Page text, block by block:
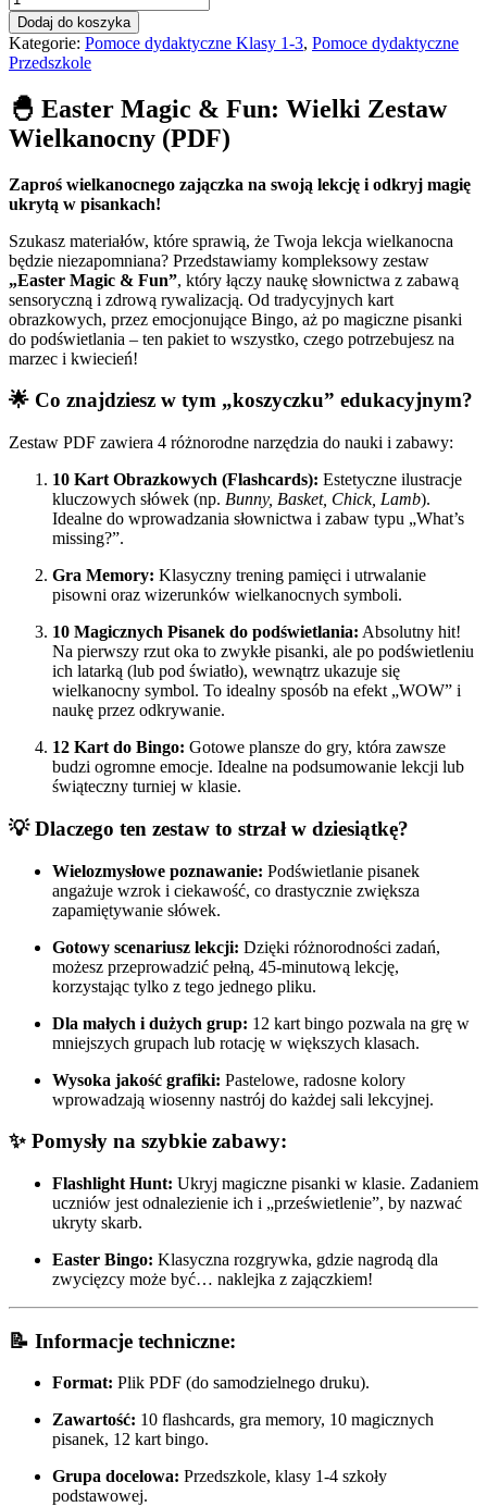
Dodaj do koszyka
Kategorie: Pomoce dydaktyczne Klasy 1-3, Pomoce dydaktyczne
Przedszkole
🐣 Easter Magic & Fun: Wielki Zestaw
Wielkanocny (PDF)
Zaproś wielkanocnego zajączka na swoją lekcję i odkryj magię
ukrytą w pisankach!
Szukasz materiałów, które sprawią, że Twoja lekcja wielkanocna
będzie niezapomniana? Przedstawiamy kompleksowy zestaw
„Easter Magic & Fun”, który łączy naukę słownictwa z zabawą
sensoryczną i zdrową rywalizacją. Od tradycyjnych kart
obrazkowych, przez emocjonujące Bingo, aż po magiczne pisanki
do podświetlania – ten pakiet to wszystko, czego potrzebujesz na
marzec i kwiecień!
🌟 Co znajdziesz w tym „koszyczku” edukacyjnym?
Zestaw PDF zawiera 4 różnorodne narzędzia do nauki i zabawy:
10 Kart Obrazkowych (Flashcards): Estetyczne ilustracje
kluczowych słówek (np. Bunny, Basket, Chick, Lamb).
Idealne do wprowadzania słownictwa i zabaw typu „What’s
missing?”.
Gra Memory: Klasyczny trening pamięci i utrwalanie
pisowni oraz wizerunków wielkanocnych symboli.
10 Magicznych Pisanek do podświetlania: Absolutny hit!
Na pierwszy rzut oka to zwykłe pisanki, ale po podświetleniu
ich latarką (lub pod światło), wewnątrz ukazuje się
wielkanocny symbol. To idealny sposób na efekt „WOW” i
naukę przez odkrywanie.
12 Kart do Bingo: Gotowe plansze do gry, która zawsze
budzi ogromne emocje. Idealne na podsumowanie lekcji lub
świąteczny turniej w klasie.
💡 Dlaczego ten zestaw to strzał w dziesiątkę?
Wielozmysłowe poznawanie: Podświetlanie pisanek
angażuje wzrok i ciekawość, co drastycznie zwiększa
zapamiętywanie słówek.
Gotowy scenariusz lekcji: Dzięki różnorodności zadań,
możesz przeprowadzić pełną, 45-minutową lekcję,
korzystając tylko z tego jednego pliku.
Dla małych i dużych grup: 12 kart bingo pozwala na grę w
mniejszych grupach lub rotację w większych klasach.
Wysoka jakość grafiki: Pastelowe, radosne kolory
wprowadzają wiosenny nastrój do każdej sali lekcyjnej.
✨ Pomysły na szybkie zabawy:
Flashlight Hunt: Ukryj magiczne pisanki w klasie. Zadaniem
uczniów jest odnalezienie ich i „prześwietlenie”, by nazwać
ukryty skarb.
Easter Bingo: Klasyczna rozgrywka, gdzie nagrodą dla
zwycięzcy może być… naklejka z zajączkiem!
📝 Informacje techniczne:
Format: Plik PDF (do samodzielnego druku).
Zawartość: 10 flashcards, gra memory, 10 magicznych
pisanek, 12 kart bingo.
Grupa docelowa: Przedszkole, klasy 1-4 szkoły
podstawowej.